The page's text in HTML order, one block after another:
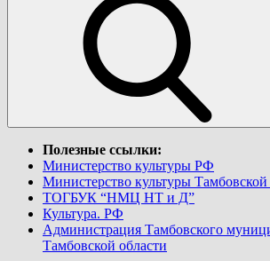
Полезные ссылки:
Министерство культуры РФ
Министерство культуры Тамбовской
ТОГБУК “НМЦ НТ и Д”
Культура. РФ
Администрация Тамбовского
Тамбовской области